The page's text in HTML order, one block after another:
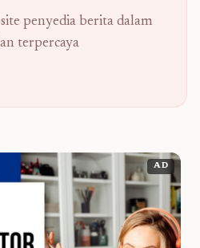
penyedia berita dalam
terpercaya
AD